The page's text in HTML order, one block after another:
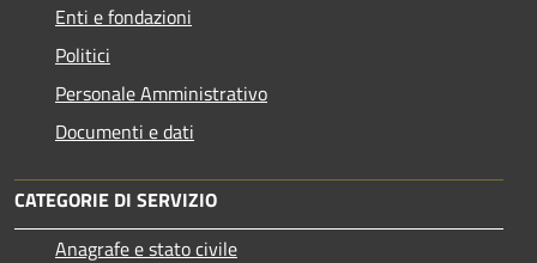
Enti e fondazioni
Politici
Personale Amministrativo
Documenti e dati
CATEGORIE DI SERVIZIO
Anagrafe e stato civile